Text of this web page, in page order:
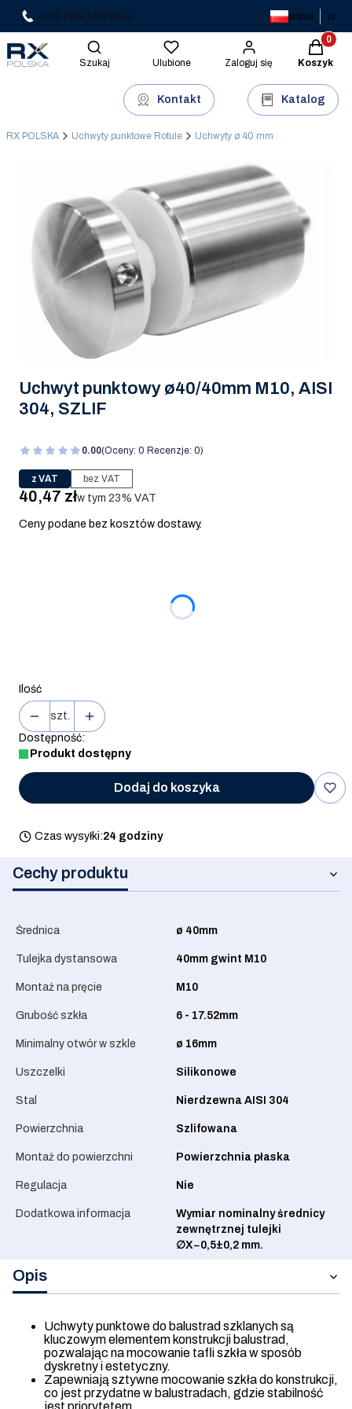
+48 789 169 949 polski zł
Otwórz wyszukiwarkę
Szukaj Ulubione Zaloguj się Koszyk
Kontakt Katalog
RX POLSKA Uchwyty punktowe Rotule Uchwyty ø 40 mm
Uchwyt punktowy ø40/40mm M10, AISI
304, SZLIF
0.00(Oceny: 0 Recenzje: 0)
z VAT bez VAT
Cena
40,47 złw tym 23% VAT
w tym 23% VAT
Ceny podane bez kosztów dostawy.
Ilość
szt.
Dostępność:
Produkt dostępny
Dodaj do koszyka
Czas wysyłki:24 godziny
Cechy produktu
Średnica ø 40mm
Tulejka dystansowa 40mm gwint M10
Montaż na pręcie M10
Grubość szkła 6 - 17.52mm
Minimalny otwór w szkle ø 16mm
Uszczelki Silikonowe
Stal Nierdzewna AISI 304
Powierzchnia Szlifowana
Montaż do powierzchni Powierzchnia płaska
Regulacja Nie
Dodatkowa informacja
Wymiar nominalny średnicy
zewnętrznej tulejki
∅X−0,5±0,2 mm.
Opis
Uchwyty punktowe do balustrad szklanych są
kluczowym elementem konstrukcji balustrad,
pozwalając na mocowanie tafli szkła w sposób
dyskretny i estetyczny.
Zapewniają sztywne mocowanie szkła do konstrukcji,
co jest przydatne w balustradach, gdzie stabilność